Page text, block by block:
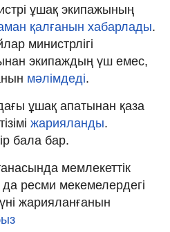
ұшақ экипажының
қалғанын хабарлады.
министрлігі
экипаждың үш емес,
мәлімдеді.
ұшақ апатынан қаза
жарияланды.
бала бар.
мемлекеттік
ресми мекемелердегі
жарияланғанын